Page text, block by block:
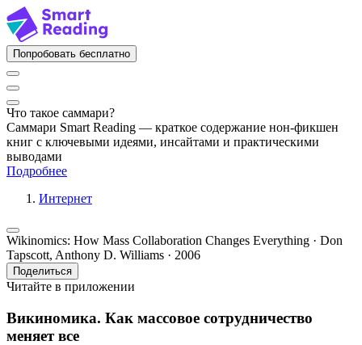
Попробовать бесплатно
Что такое саммари?
Саммари Smart Reading — краткое содержание нон-фикшен
книг с ключевыми идеями, инсайтами и практическими
выводами
Подробнее
Интернет
Wikinomics: How Mass Collaboration Changes Everything · Don
Tapscott, Anthony D. Williams · 2006
Поделиться
Читайте в приложении
Викиномика. Как массовое сотрудничество
меняет все